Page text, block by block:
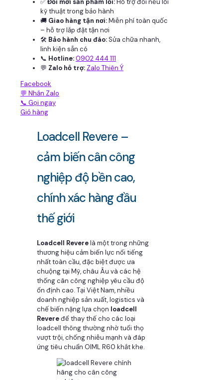
kỹ thuật trong bảo hành
🚚 Giao hàng tận nơi:Miễn phí toàn quốc
– hỗ trợ lắp đặt tận nơi
🛠 Bảo hành chu đáo:Sửa chữa nhanh,
linh kiện sẵn có
📞 Hotline:0902 444 111
💬 Zalo hỗ trợ: Zalo Thiên Ý
Facebook
💬 Nhắn Zalo
📞 Gọi ngay
Giỏ hàng
Loadcell Revere –
cảm biến cân công
nghiệp độ bền cao,
chính xác hàng đầu
thế giới
Loadcell Reverelà một trong những
thương hiệu cảm biến lực nổi tiếng
nhất toàn cầu, đặc biệt được ưa
chuộng tại Mỹ, châu Âu và các hệ
thống cân công nghiệp yêu cầu độ
ổn định cao. Tại Việt Nam, nhiều
doanh nghiệp sản xuất, logistics và
chế biến nặng lựa chọn loadcell
Reveređể thay thế cho các loại
loadcell thông thường nhờ tuổi thọ
vượt trội, chống nhiễu mạnh và đáp
ứng tiêu chuẩn OIML R60 khắt khe.